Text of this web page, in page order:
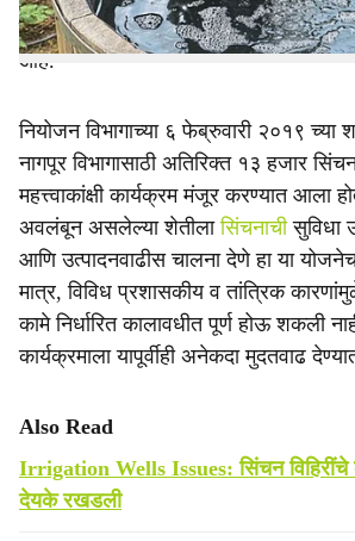
मोठा दिलासा मिळाला असून शाश्वत सिंचनाची
आहे.
नियोजन विभागाच्या ६ फेब्रुवारी २०१९ च्या
नागपूर विभागासाठी अतिरिक्त १३ हजार सिंचन
महत्त्वाकांक्षी कार्यक्रम मंजूर करण्यात आला
अवलंबून असलेल्या शेतीलासिंचनाची
आणि उत्पादनवाढीस चालना देणे हा या
मात्र, विविध प्रशासकीय व तांत्रिक
कामे निर्धारित कालावधीत पूर्ण होऊ शकली
कार्यक्रमाला यापूर्वीही अनेकदा मुदतवाढ
Also Read
Irrigation Wells Issues: सिंचन विहिरींचे
देयके रखडली